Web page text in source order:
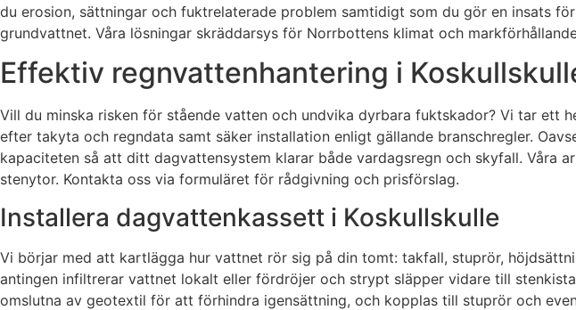
du erosion, sättningar och fuktrelaterade problem samtidigt som du gör en insats
grundvattnet. Våra lösningar skräddarsys för Norrbottens klimat och
Effektiv regnvattenhantering i
Vill du minska risken för stående vatten och undvika dyrbara fuktskador? Vi tar ett
efter takyta och regndata samt säker installation enligt gällande branschregler.
kapaciteten så att ditt dagvattensystem klarar både vardagsregn och skyfall. Våra
stenytor. Kontakta oss via formuläret för rådgivning och prisförslag.
Installera dagvattenkassett i Koskullskulle
Vi börjar med att kartlägga hur vattnet rör sig på din tomt: takfall, stuprör,
antingen infiltrerar vattnet lokalt eller fördröjer och strypt släpper vidare till
omslutna av geotextil för att förhindra igensättning, och kopplas till stuprör och